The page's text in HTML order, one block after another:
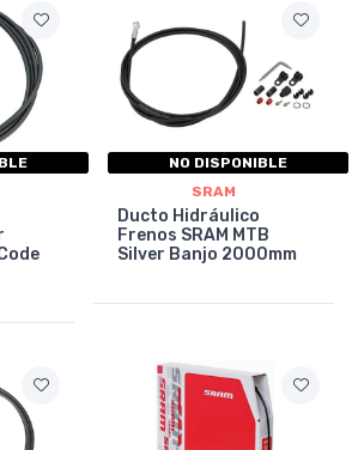
NO DISPONIBLE
SRAM
Ducto Hidráulico
Frenos SRAM MTB
Silver Banjo 2000mm